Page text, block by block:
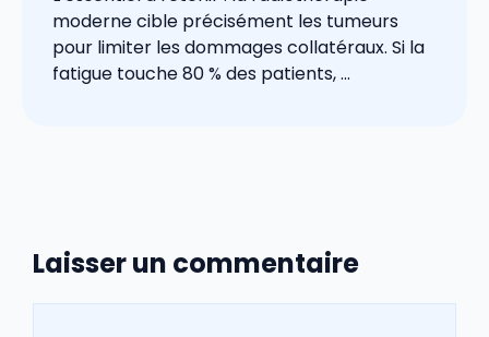
moderne cible précisément les tumeurs
pour limiter les dommages collatéraux. Si la
fatigue touche 80 % des patients, ...
Laisser un commentaire